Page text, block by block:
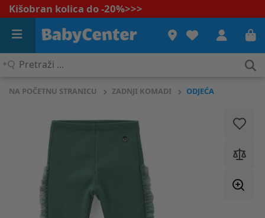
Kišobran kolica do -20%>>>
Pretraži
NA POČETNU STRANICU ZADNJI KOMADI ODJEĆA